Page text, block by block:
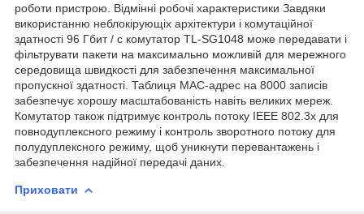
роботи пристрою. Відмінні робочі характеристики Завдяки
використанню неблокірующіх архітектури і комутаційної
здатності 96 Гбит / с комутатор TL-SG1048 може передавати і
фільтрувати пакети на максимально можливій для мережного
середовища швидкості для забезпечення максимальної
пропускної здатності. Таблиця MAC-адрес на 8000 записів
забезпечує хорошу масштабованість навіть великих мереж.
Комутатор також підтримує контроль потоку IEEE 802.3x для
повнодуплексного режиму і контроль зворотного потоку для
полудуплексного режиму, щоб уникнути перевантажень і
забезпечення надійної передачі даних.
Приховати